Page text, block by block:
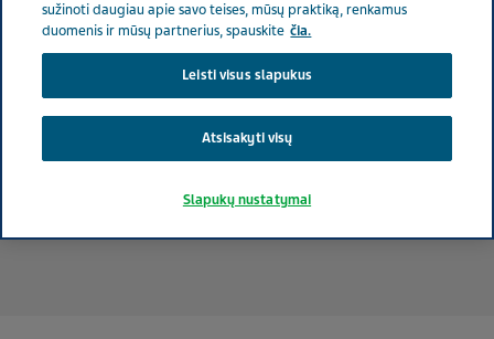
sužinoti daugiau apie savo teises, mūsų praktiką, renkamus
duomenis ir mūsų partnerius, spauskite čia.
Leisti visus slapukus
Atsisakyti visų
Slapukų nustatymai